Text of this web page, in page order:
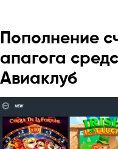
Пополнение
апагога
Авиаклуб